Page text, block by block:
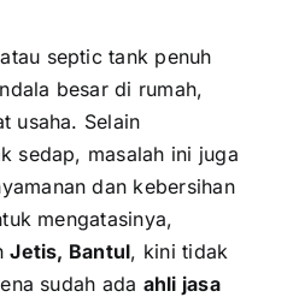
septic tank penuh
besar di rumah,
usaha. Selain
sedap, masalah ini juga
dan kebersihan
mengatasinya,
Jetis, Bantul, kini tidak
sudah ada ahli jasa